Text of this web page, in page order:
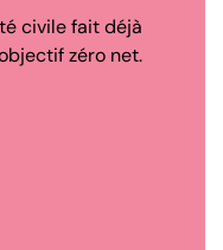
civile fait déjà
zéro net.